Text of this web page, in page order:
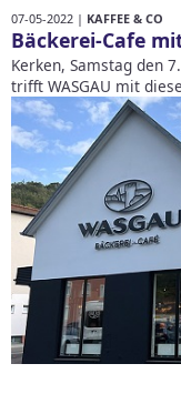
07-05-2022 | KAFFEE & CO
Bäckerei-Cafe
Kerken, Samstag den
trifft WASGAU mit